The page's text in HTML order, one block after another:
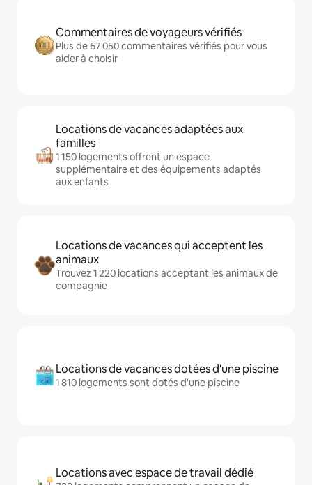
Commentaires de voyageurs vérifiés
Plus de 67 050 commentaires vérifiés pour vous
aider à choisir
Locations de vacances adaptées aux
familles
1 150 logements offrent un espace
supplémentaire et des équipements adaptés
aux enfants
Locations de vacances qui acceptent les
animaux
Trouvez 1 220 locations acceptant les animaux de
compagnie
Locations de vacances dotées d'une piscine
1 810 logements sont dotés d'une piscine
Locations avec espace de travail dédié